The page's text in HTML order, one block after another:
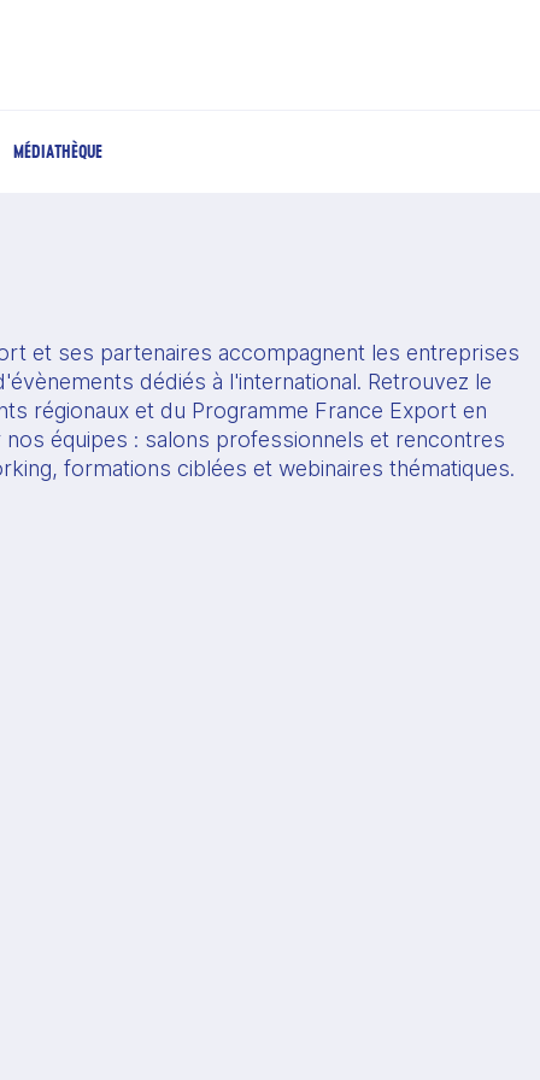
MÉDIATHÈQUE
et ses partenaires accompagnent les entreprises
dédiés à l'international. Retrouvez le
régionaux et du Programme France Export en
équipes : salons professionnels et rencontres
formations ciblées et webinaires thématiques.